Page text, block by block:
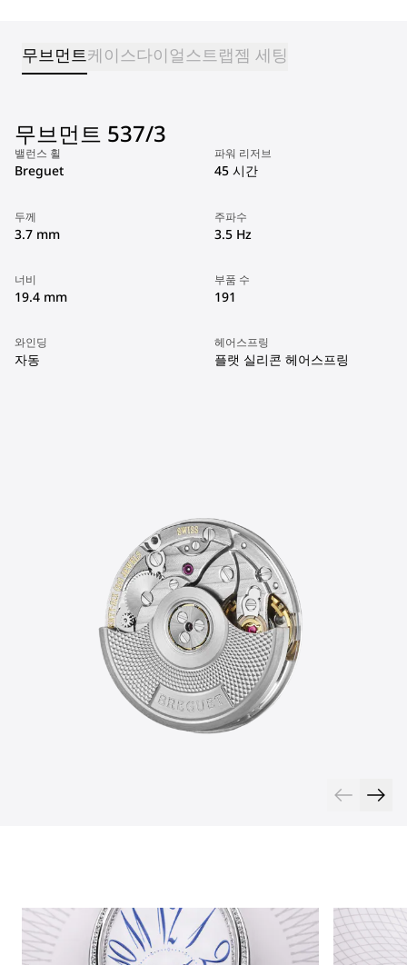
무브먼트케이스다이얼스트랩젬 세팅
무브먼트 537/3
밸런스 휠
Breguet
파워 리저브
45 시간
두께
3.7 mm
주파수
3.5 Hz
너비
19.4 mm
부품 수
191
와인딩
자동
헤어스프링
플랫 실리콘 헤어스프링